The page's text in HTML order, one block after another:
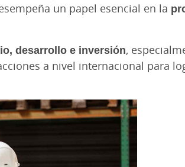
un papel esencial en la
desarrollo e inversión,
a nivel internacional para